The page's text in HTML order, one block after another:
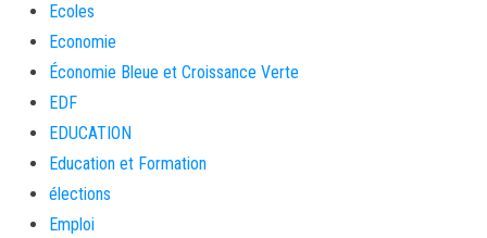
Ecoles
Economie
Économie Bleue et Croissance Verte
EDF
EDUCATION
Education et Formation
élections
Emploi